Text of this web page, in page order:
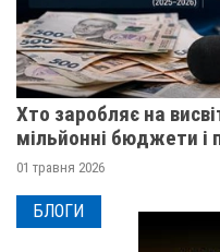
Хто заробляє на
мільйонні бюджети і
01 травня 2026
БЛОГИ